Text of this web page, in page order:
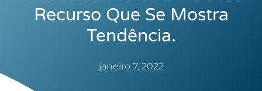
Recurso Que Se Mostra
Tendência.
janeiro 7, 2022